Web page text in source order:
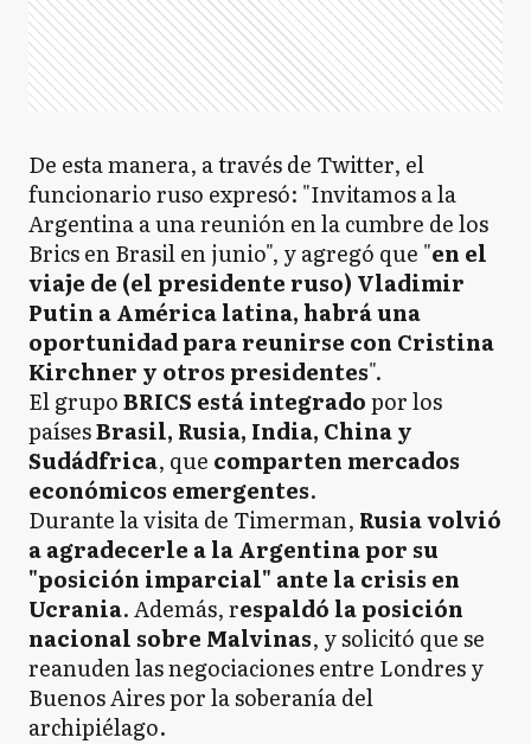
De esta manera, a través de Twitter, el
funcionario ruso expresó: "Invitamos a la
Argentina a una reunión en la cumbre de los
Brics en Brasil en junio", y agregó que "en el
viaje de (el presidente ruso) Vladimir
Putin a América latina, habrá una
oportunidad para reunirse con Cristina
Kirchner y otros presidentes".
El grupoBRICS está integradopor los
paísesBrasil, Rusia, India, China y
Sudádfrica, que comparten mercados
económicos emergentes.
Durante la visita de Timerman, Rusia volvió
a agradecerle a la Argentina por su
"posición imparcial" ante la crisis en
Ucrania. Además, respaldó la posición
nacional sobre Malvinas, y solicitó que se
reanuden las negociaciones entre Londres y
Buenos Aires por la soberanía del
archipiélago.